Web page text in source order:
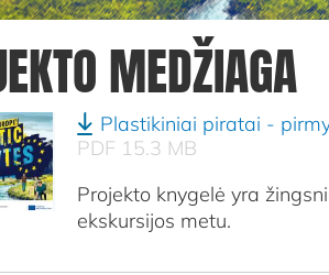
MEDŽIAGA
Plastikiniai piratai -
PDF 15.3 MB
Projekto knygelė yra
ekskursijos metu.